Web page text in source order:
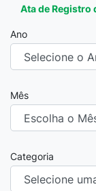
Ata de Registro
Ano
Mês
Categoria